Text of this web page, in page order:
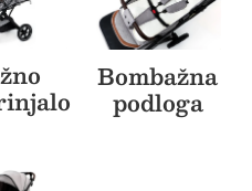
Bombažna
podloga